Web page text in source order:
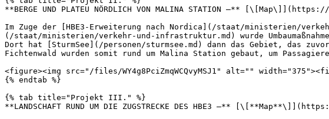
**BERGE UND PLATEU NÖRDLICH VON MALINA STATION –**
Im Zuge der [HBE3-Erweiterung nach Nordica](/staat/ministerien/
(/staat/ministerien/verkehr-und-infrastruktur.md) wurde
Dort hat [SturmSee](/personen/sturmsee.md) dann das Gebiet, das
Fichtenwald wurden somit rund um Malina Station gebaut, um
<figure><img src="/files/WY4g8PciZmqWCQvyMSJ1" alt=""
{% endtab %}
{% tab title="Projekt III." %}
**LANDSCHAFT RUND UM DIE ZUGSTRECKE DES HBE3 –**